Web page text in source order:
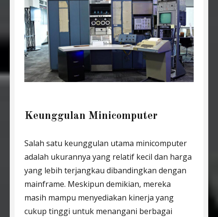
Keunggulan Minicomputer
Salah satu keunggulan utama minicomputer
adalah ukurannya yang relatif kecil dan harga
yang lebih terjangkau dibandingkan dengan
mainframe. Meskipun demikian, mereka
masih mampu menyediakan kinerja yang
cukup tinggi untuk menangani berbagai